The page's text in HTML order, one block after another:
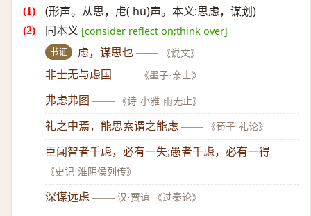
(形声。从思，虍( hū)声。本义:思虑，谋划)
同本义 [consider reflect on;think over]
书证 虑，谋思也 —— 《说文》
非士无与虑国 —— 《墨子·亲士》
弗虑弗图 —— 《诗·小雅·雨无止》
礼之中焉，能思索谓之能虑 —— 《荀子·礼论》
臣闻智者千虑，必有一失;愚者千虑，必有一得 ——
《史记·淮阴侯列传》
深谋远虑 —— 汉·贾谊 《过秦论》